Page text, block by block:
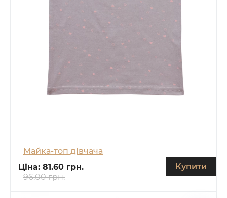
Майка-топ дівчача
Ціна: 81.60 грн.
96.00 грн.
Купити